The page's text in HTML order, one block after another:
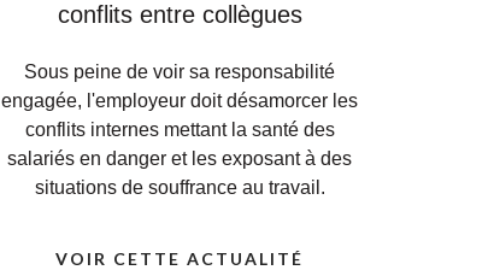
conflits entre collègues
Sous peine de voir sa responsabilité
engagée, l'employeur doit désamorcer les
conflits internes mettant la santé des
salariés en danger et les exposant à des
situations de souffrance au travail.
VOIR CETTE ACTUALITÉ